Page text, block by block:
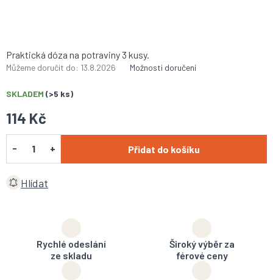
114 Kč
SKLADEM (>5 ks)
Můžeme doručit do: 13.8.2026 Možnosti doručení
Přidat do košíku
Praktická dóza na potraviny 3 kusy.
Hlídat
Rychlé odeslání
ze skladu
Široký výběr za
férové ceny